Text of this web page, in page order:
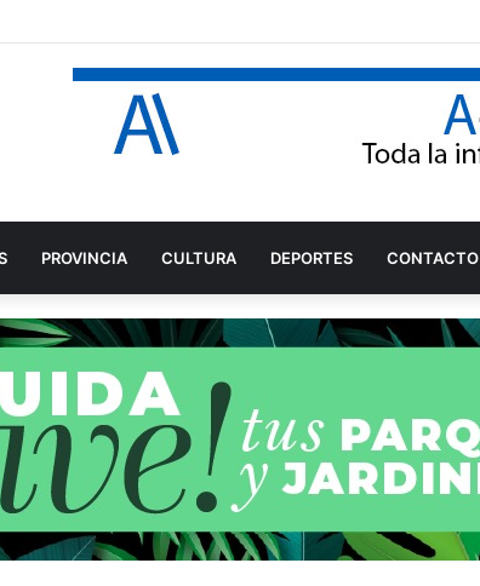
de la Feria de Adra 2026
PROVINCIA CULTURA DEPORTES CONTACTO